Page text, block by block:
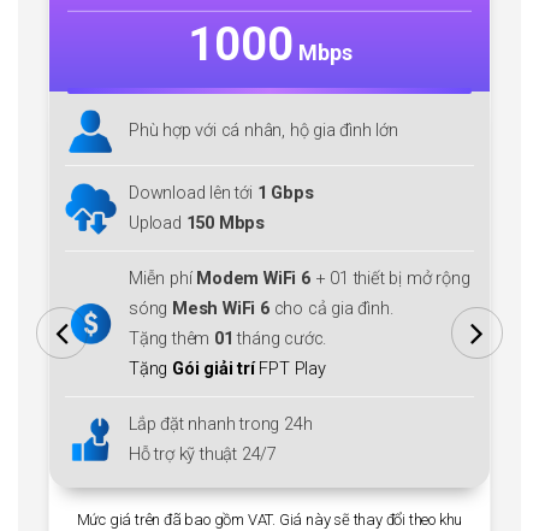
1000 Mbps
Phù hợp với cá nhân, hộ gia đình lớn
Download lên tới 1 Gbps
Upload 150 Mbps
Miễn phí Modem WiFi 6 + 01 thiết bị mở rộng
sóng Mesh WiFi 6 cho cả gia đình.
Tặng thêm 01tháng cước.
Tặng Gói giải tríFPT Play
Lắp đặt nhanh trong 24h
Hỗ trợ kỹ thuật 24/7
Mức giá trên đã bao gồm VAT. Giá này sẽ thay đổi theo khu